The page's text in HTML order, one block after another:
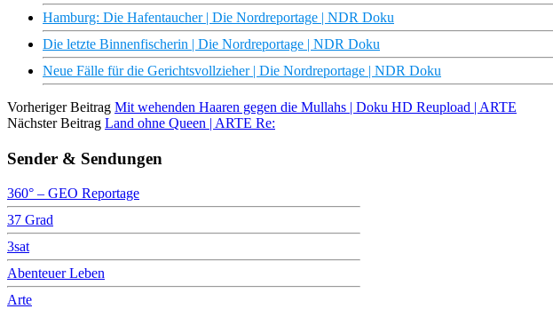
Hamburg: Die Hafentaucher | Die Nordreportage | NDR Doku
Die letzte Binnenfischerin | Die Nordreportage | NDR Doku
Neue Fälle für die Gerichtsvollzieher | Die Nordreportage | NDR Doku
Vorheriger Beitrag Mit wehenden Haaren gegen die Mullahs | Doku HD Reupload | ARTE
Nächster Beitrag Land ohne Queen | ARTE Re:
Sender & Sendungen
360° – GEO Reportage
37 Grad
3sat
Abenteuer Leben
Arte